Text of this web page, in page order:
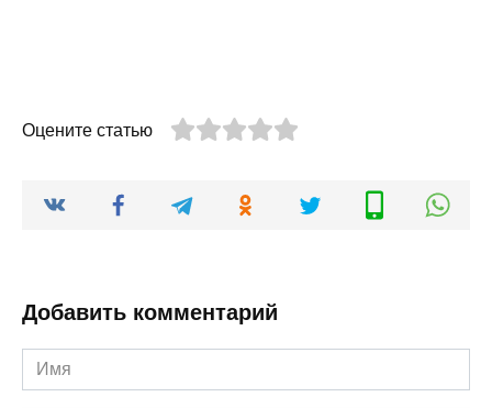
Оцените статью
Добавить комментарий
Имя
*